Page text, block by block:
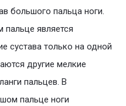
большого пальца ноги.
является
сустава только на одной
другие мелкие
пальцев. В
пальце ноги